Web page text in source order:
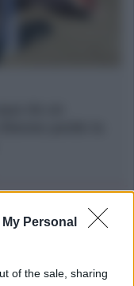
Personal
of the sale, sharing